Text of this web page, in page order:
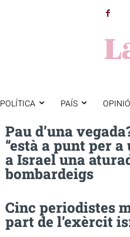
POLÍTICA PAÍS OPINIÓ
Pau d’una
“està a punt per
a Israel una
bombardeigs
Cinc periodistes
part de l’exèrcit